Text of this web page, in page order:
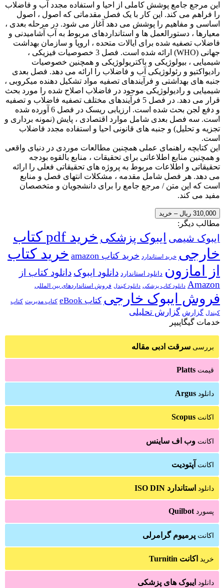
این مرجع جامع پوشش کاملی از احیا و استفاده مجدد آب و فاضلاب
را فراهم می کند. این کار با یک فصل مقدماتی که اصول ، اصول
اساسی و مفاهیم را پوشش می دهد آغاز می شود. در مرحله بعدی ،
معیارها ، دستورالعمل ها و استانداردهای مربوط به آب آشامیدنی و
فاضلاب تصفیه شده برای ایالات متحده ، اروپا و سازمان بهداشت
جهانی (WHO) ارائه شده است. فصل 3 خصوصیات فیزیکی ،
شیمیایی ، بیولوژیکی و باکتریولوژیکی و همچنین خصوصیات
رادیواکتیو و رئولوژیکی آب و فاضلاب را ارائه می دهد. فصل بعدی
جنبه های بهداشتی و فرآیندهای تصفیه مواد تشکیل دهنده میکروبی ،
شیمیایی و رادیولوژیکی موجود در فاضلاب اصلاح شده را مورد بحث
قرار می دهد. در فصل 5 فرآیندهای مختلف تصفیه فاضلاب و تصفیه
و دفع لجن بحث شده است. ارزیابی ریسک در فصل 6 آورده شده
است. سه فصل بعدی شامل موارد اقتصادی ، پایش (نمونه برداری و
تجزیه و تحلیل) و جنبه های قانونی احیا و استفاده مجدد فاضلاب
است.
این کتابچه راهنمای عملی همچنین مطالعات موردی در دنیای واقعی
و همچنین منابع اطلاعاتی برای تحقیقات ، منابع بالقوه بودجه
تحقیقاتی و اطلاعات مربوط به پروژه های تحقیقاتی فعلی را ارائه
می دهد. هر فصل شامل مقدمه ، مشکلات انتهای فصل و منابع
است که این متن / مرجع جامع را برای دانشجویان و متخصصان
مفید می کند.
310,000 ریال – خرید
مطالب دیگر:
ایبوک شیمی ایبوک پزشکی
خرید pdf کتاب
خارجی خرید استاندارد خرید کتاب amazon
خرید کتاب
از امازون دانلود استاندارد دانلود ایبوک دانلود کتاب از
Amazon دانلود کتاب پزشکی دانلود کیندل فروش استانداردهای بین المللی
فروش ایبوک خارجی کتاب eBook کتاب مدیریت کتاب
کیندل گزارش گزارش تحلیلی
خدمات گیگاپیپر
بررسی سرقت ادبی مقاله
قیمت Platts
دانلود Argus
اکانت Scopus
اکانت وب اف ساینس
اکانت آپتودیت
دانلود استاندارد ISO DIN
پسوردQuilbot
اکانت پرمیوم گرامرلی
خرید اکانت Turnitin
دانلود ایبوک های پزشکی